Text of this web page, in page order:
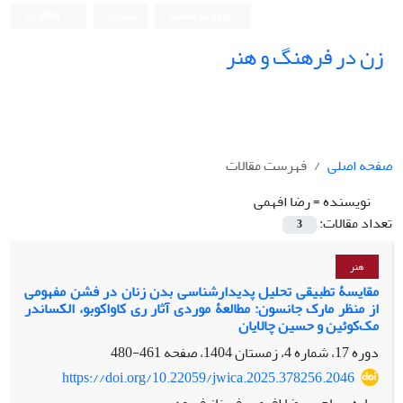
زن در فرهنگ و هنر
صفحه اصلی
فهرست مقالات
نویسنده =رضا افهمی
تعداد مقالات:
3
هنر
مقایسۀ تطبیقی تحلیل پدیدارشناسی بدن زنان در فشن مفهومی
از منظر مارک جانسون: مطالعۀ موردی آثار ری کاواکوبو، الکساندر
مک‌کوئین و حسین چالایان
دوره 17، شماره 4، زمستان 1404، صفحه
461-480
https://doi.org/10.22059/jwica.2025.378256.2046